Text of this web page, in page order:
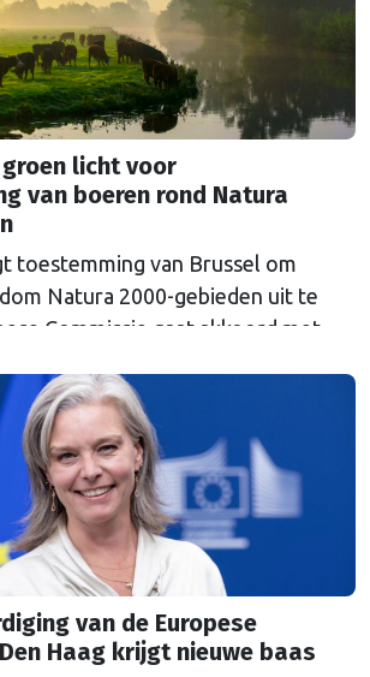
licht voor
van boeren rond Natura
toestemming van Brussel om
Natura 2000-gebieden uit te
Commissie gaat akkoord met
van de Europese
Haag krijgt nieuwe baas